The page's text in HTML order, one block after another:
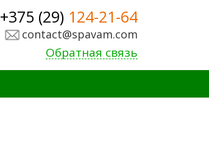
+375 (29) 124-21-64
contact@spavam.com
Обратная связь